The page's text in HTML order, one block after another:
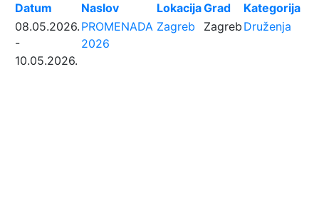
Datum Naslov LokacijaGrad
Kategorija
08.05.2026.
-
10.05.2026.
PROMENADA
2026
Zagreb Zagreb Druženja